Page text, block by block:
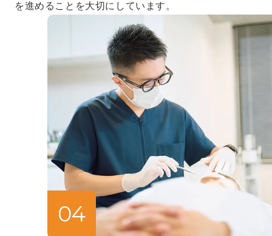
を進めることを大切にしています。
04